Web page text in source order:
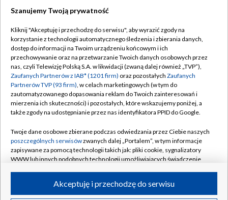
TVP
Abonament TVP
Emisja w TVP
Centrum informacji TVP
Naziemna Telewizja Cyfrowa
Rada Programowa
System NOS
Informacje o nadawcy
Program dla prasy
Regulamin TVP
Polityka prywatności
Moje zgody
Pomoc
Kontakt
Kanały
Szanujemy Twoją prywatność
Kliknij "Akceptuję i przechodzę do serwisu", aby wyrazić zgody na
korzystanie z technologii automatycznego śledzenia i zbierania danych,
dostęp do informacji na Twoim urządzeniu końcowym i ich
przechowywanie oraz na przetwarzanie Twoich danych osobowych przez
nas, czyli Telewizję Polską S.A. w likwidacji (zwaną dalej również „TVP”),
Zaufanych Partnerów z IAB* (1201 firm) oraz pozostałych Zaufanych
Partnerów TVP (93 firm), w celach marketingowych (w tym do
zautomatyzowanego dopasowania reklam do Twoich zainteresowań i
mierzenia ich skuteczności) i pozostałych, które wskazujemy poniżej, a
także zgody na udostępnianie przez nas identyfikatora PPID do Google.
Twoje dane osobowe zbierane podczas odwiedzania przez Ciebie naszych
poszczególnych serwisówzwanych dalej „Portalem”, w tym informacje
zapisywane za pomocą technologii takich jak: pliki cookie, sygnalizatory
WWW lub innych podobnych technologii umożliwiających świadczenie
ruchu w Internecie.Akceptuję i przechodzę do serwisu